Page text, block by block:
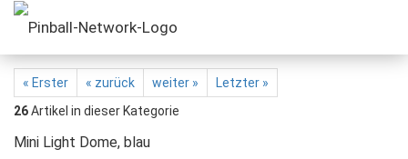
« Erster « zurück weiter »
Letzter »
26Artikel in dieser Kategorie
Mini Light Dome, blau